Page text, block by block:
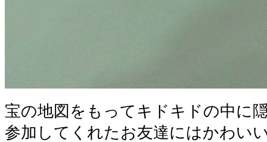
宝の地図をもってキドキドの中に
参加してくれたお友達にはかわい